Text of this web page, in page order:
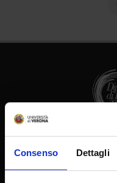
Consenso Dettagli